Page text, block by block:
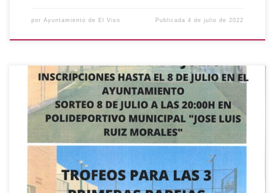
por Ayuntamiento de El Viso Publicada4 de julio de 2022
El próximo día 9 de julio, tendrá lugar la celebración de un
torneo de pádel en El Viso (Córdoba). Inscripciones: hasta el
8 de julio en el Ayuntamiento. Sorteo: 8 de julio a las 20:00
h en el Polideportivo Municipal ‘José Luis Morales’.